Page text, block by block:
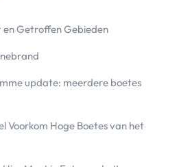
Getroffen Gebieden
update: meerdere boetes
Voorkom Hoge Boetes van het